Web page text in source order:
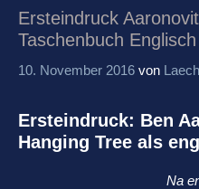
Ersteindruck
Taschenbuch Englisch
10. November 2016 von
Ersteindruck: Ben
Hanging Tree als
Na